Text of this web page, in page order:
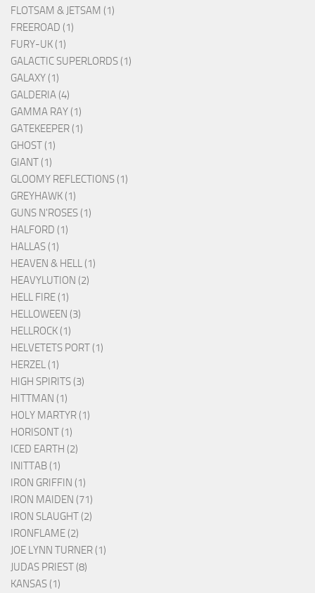
FLOTSAM & JETSAM (1)
FREEROAD (1)
FURY-UK (1)
GALACTIC SUPERLORDS (1)
GALAXY (1)
GALDERIA (4)
GAMMA RAY (1)
GATEKEEPER (1)
GHOST (1)
GIANT (1)
GLOOMY REFLECTIONS (1)
GREYHAWK (1)
GUNS N'ROSES (1)
HALFORD (1)
HALLAS (1)
HEAVEN & HELL (1)
HEAVYLUTION (2)
HELL FIRE (1)
HELLOWEEN (3)
HELLROCK (1)
HELVETETS PORT (1)
HERZEL (1)
HIGH SPIRITS (3)
HITTMAN (1)
HOLY MARTYR (1)
HORISONT (1)
ICED EARTH (2)
INITTAB (1)
IRON GRIFFIN (1)
IRON MAIDEN (71)
IRON SLAUGHT (2)
IRONFLAME (2)
JOE LYNN TURNER (1)
JUDAS PRIEST (8)
KANSAS (1)